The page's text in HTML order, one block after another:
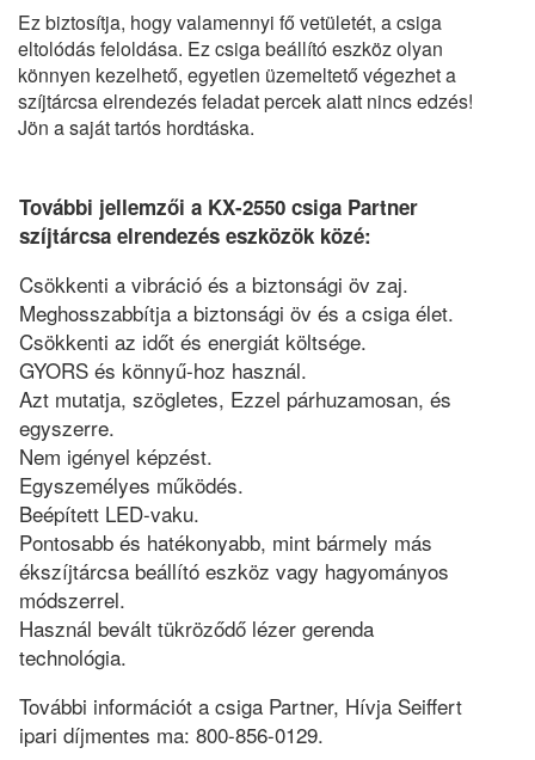
Ez biztosítja, hogy valamennyi fő vetületét, a csiga
eltolódás feloldása. Ez csiga beállító eszköz olyan
könnyen kezelhető, egyetlen üzemeltető végezhet a
szíjtárcsa elrendezés feladat percek alatt nincs edzés!
Jön a saját tartós hordtáska.
További jellemzői a KX-2550 csiga Partner
szíjtárcsa elrendezés eszközök közé:
Csökkenti a vibráció és a biztonsági öv zaj.
Meghosszabbítja a biztonsági öv és a csiga élet.
Csökkenti az időt és energiát költsége.
GYORS és könnyű-hoz használ.
Azt mutatja, szögletes, Ezzel párhuzamosan, és
egyszerre.
Nem igényel képzést.
Egyszemélyes működés.
Beépített LED-vaku.
Pontosabb és hatékonyabb, mint bármely más
ékszíjtárcsa beállító eszköz vagy hagyományos
módszerrel.
Használ bevált tükröződő lézer gerenda
technológia.
További információt a csiga Partner, Hívja Seiffert
ipari díjmentes ma: 800-856-0129.